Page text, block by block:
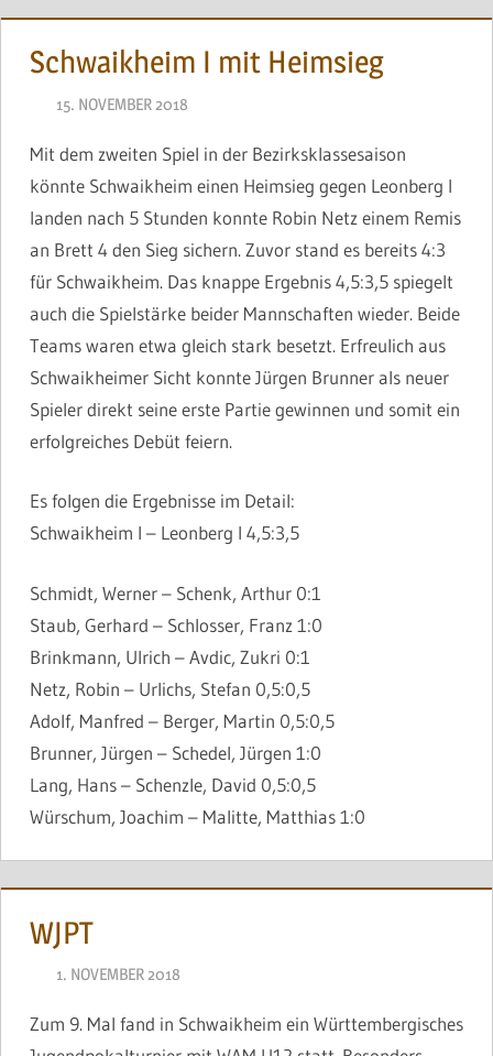
Schwaikheim I mit Heimsieg
15. NOVEMBER 2018
Mit dem zweiten Spiel in der Bezirksklassesaison
könnte Schwaikheim einen Heimsieg gegen Leonberg I
landen nach 5 Stunden konnte Robin Netz einem Remis
an Brett 4 den Sieg sichern. Zuvor stand es bereits 4:3
für Schwaikheim. Das knappe Ergebnis 4,5:3,5 spiegelt
auch die Spielstärke beider Mannschaften wieder. Beide
Teams waren etwa gleich stark besetzt. Erfreulich aus
Schwaikheimer Sicht konnte Jürgen Brunner als neuer
Spieler direkt seine erste Partie gewinnen und somit ein
erfolgreiches Debüt feiern.
Es folgen die Ergebnisse im Detail:
Schwaikheim I – Leonberg I 4,5:3,5
Schmidt, Werner – Schenk, Arthur 0:1
Staub, Gerhard – Schlosser, Franz 1:0
Brinkmann, Ulrich – Avdic, Zukri 0:1
Netz, Robin – Urlichs, Stefan 0,5:0,5
Adolf, Manfred – Berger, Martin 0,5:0,5
Brunner, Jürgen – Schedel, Jürgen 1:0
Lang, Hans – Schenzle, David 0,5:0,5
Würschum, Joachim – Malitte, Matthias 1:0
WJPT
1. NOVEMBER 2018
Zum 9. Mal fand in Schwaikheim ein Württembergisches